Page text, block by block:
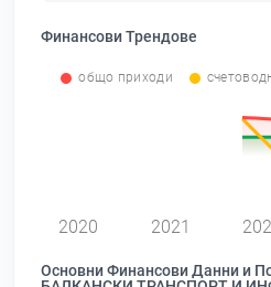
Финансови Трендове
общо приходи
2020 2021
Основни Финансови Данни и